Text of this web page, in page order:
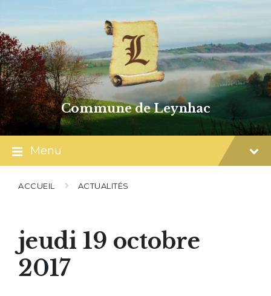
content
main
navigation
footer
Commune de Leynhac
Menu
ACCUEIL ACTUALITÉS
jeudi 19 octobre
2017